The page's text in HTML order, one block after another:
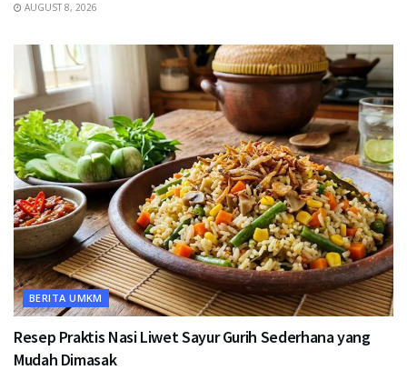
AUGUST 8, 2026
BERITA UMKM
Resep Praktis Nasi Liwet Sayur Gurih Sederhana yang
Mudah Dimasak